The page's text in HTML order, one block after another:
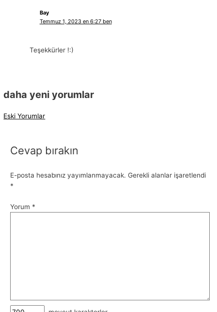
Bay
Temmuz 1, 2023 en 6:27 ben
Teşekkürler !:)
daha yeni yorumlar
Eski Yorumlar
Cevap bırakın
E-posta hesabınız yayımlanmayacak. Gerekli alanlar işaretlendi
*
Yorum *